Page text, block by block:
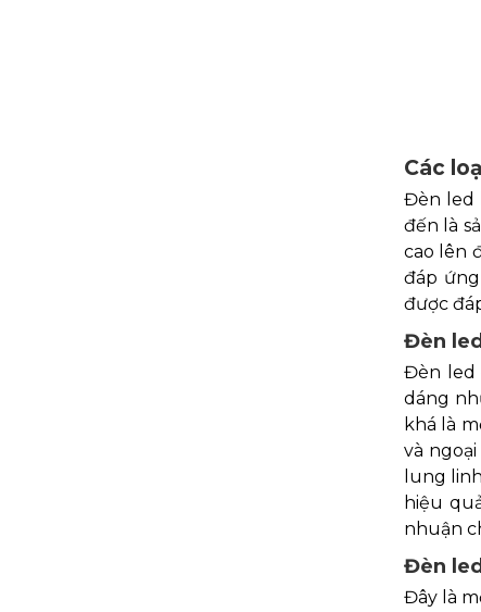
Các
Đèn led
đến là
cao lên
đáp
được
Đèn
Đèn led
dáng
khá là
và
lung
hiệu
nhuận
Đèn
Đây là